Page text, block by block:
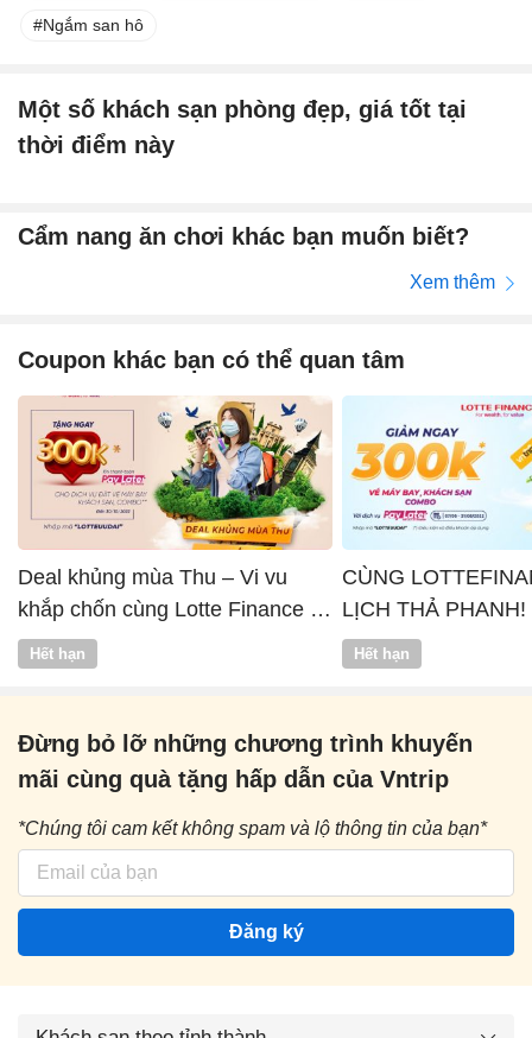
Ngắm san hô
Một số khách sạn phòng đẹp, giá tốt tại
thời điểm này
Cẩm nang ăn chơi khác bạn muốn biết?
Xem thêm
Coupon khác bạn có thể quan tâm
Deal khủng mùa Thu – Vi vu
khắp chốn cùng Lotte Finance x
Vntrip
Hết hạn
CÙNG
LỊCH THẢ PHANH!
Hết hạn
Đừng bỏ lỡ những chương trình khuyến
mãi cùng quà tặng hấp dẫn của Vntrip
*Chúng tôi cam kết không spam và lộ thông tin của bạn*
Đăng ký